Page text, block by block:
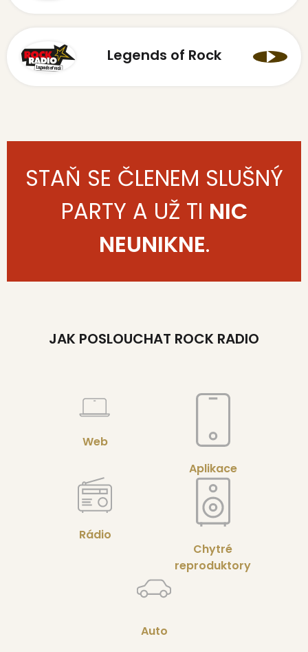
Legends of Rock
STAŇ SE ČLENEM SLUŠNÝ
PARTY A UŽ TI NIC
NEUNIKNE.
JAK POSLOUCHAT ROCK RADIO
Web
Aplikace
Rádio
Chytré
reproduktory
Auto